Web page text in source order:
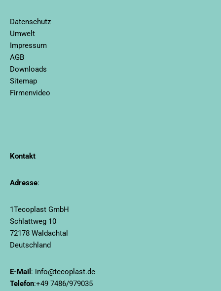
Datenschutz
Umwelt
Impressum
AGB
Downloads
Sitemap
Firmenvideo
Kontakt
Adresse:
1Tecoplast GmbH
Schlattweg 10
72178 Waldachtal
Deutschland
E-Mail : info@tecoplast.de
Telefon:+49 7486/979035